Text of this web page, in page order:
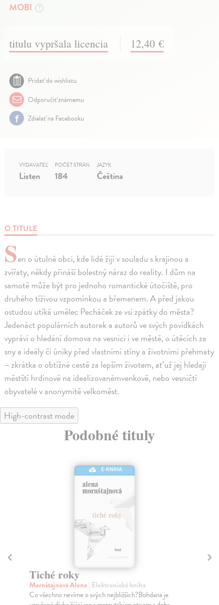
MOBI
?
titulu vypršala licencia 12,40 €
Pridať do wishlistu
Odporučiť známemu
Zdielať na Facebooku
O TITULE
Sen o útulné obci, kde lidé žijí v souladu s krajinou a
zvířaty, někdy přináší bolestný náraz do reality. I dům na
samotě může být pro jednoho romantické útočiště, pro
druhého tíživou vzpomínkou a břemenem. A před jakou
ostudou utíká umělec Pecháček ze vsi zpátky do města?
Jedenáct populárních autorek a autorů ve svých povídkách
vypráví o hledání domova na vesnici i ve městě, o útěcích za
sny a ideály či úniky před vlastními stíny a životními přehmaty
– zkrátka o obtížné cestě za lepším životem, ať už jej hledají
městští hrdinové na idealizovanémvenkově, nebo vesničtí
obyvatelé v anonymitě velkoměst.
VYDAVATEĽ
Listen
POČET STRÁN
184
JAZYK
Čeština
High-contrast mode
Podobné tituly
E-KNIHA
Tiché roky
Mornštajnová Alena| Elektronická kniha
Co všechno nevíme o svých nejbližších?Bohdana je